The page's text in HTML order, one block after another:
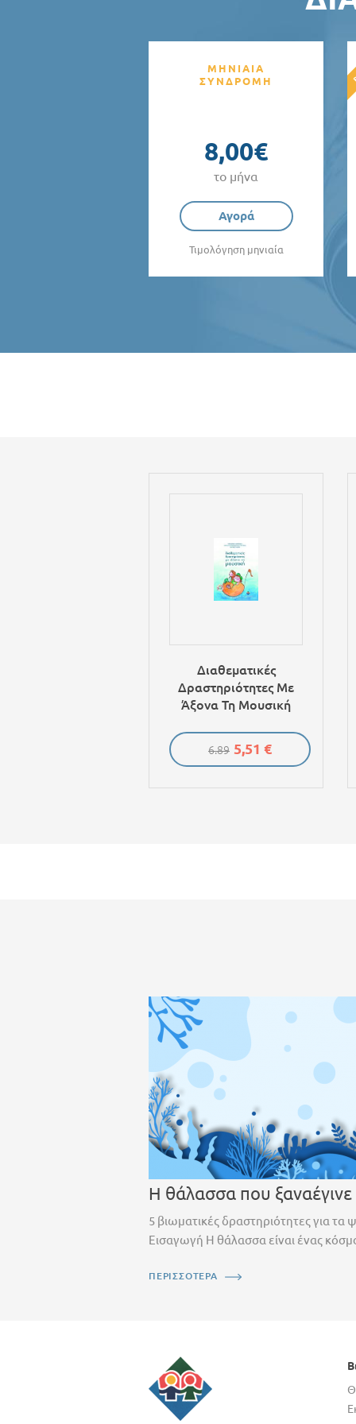
ΜΗΝΙΑΙΑ
ΣΥΝΔΡΟΜΗ
8,00€
το μήνα
Αγορά
Τιμολόγηση μηνιαία
Διαθεματικές
Δραστηριότητες Με
Άξονα Τη Μουσική
6.89 5,51 €
Η θάλασσα που ξαναέγινε
5 βιωματικές δραστηριότητες για τα
Εισαγωγή Η θάλασσα είναι ένας
ΠΕΡΙΣΣΟΤΕΡΑ